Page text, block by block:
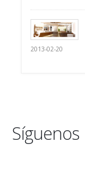
2013-02-20
Síguenos